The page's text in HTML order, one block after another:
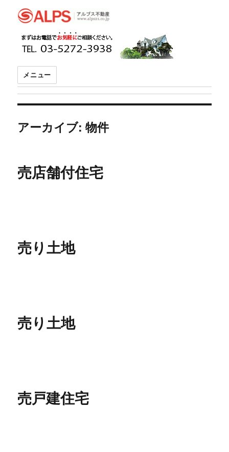
アルプス不動産
メニュー
アーカイブ:物件
売店舗付住宅
売り土地
売り土地
売戸建住宅